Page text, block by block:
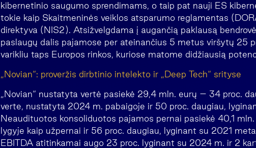
kibernetinio saugumo sprendimams, o taip pat nauji ES
tokie kaip Skaitmeninės veiklos atsparumo reglamentas
direktyva (NIS2). Atsižvelgdama į augančią paklausą
paslaugų dalis pajamose per ateinančius 5 metus viršytų 25
varikliu taps Europos rinkos, kuriose matome didžiausią
„Novian“: proveržis dirbtinio intelekto ir „Deep Tech“ srityse
„Novian“ nustatyta vertė pasiekė 29,4 mln. eurų – 34 proc.
verte, nustatyta 2024 m. pabaigoje ir 50 proc. daugiau,
Neaudituotos konsoliduotos pajamos pernai pasiekė 40,1
lygyje kaip užpernai ir 56 proc. daugiau, lyginant su 2021
EBITDA atitinkamai augo 23 proc. lyginant su 2024 m. ir 2